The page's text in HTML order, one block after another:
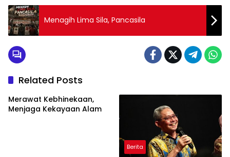
Menagih Lima Sila, Pancasila
Related Posts
Merawat Kebhinekaan,
Menjaga Kekayaan Alam
Berita